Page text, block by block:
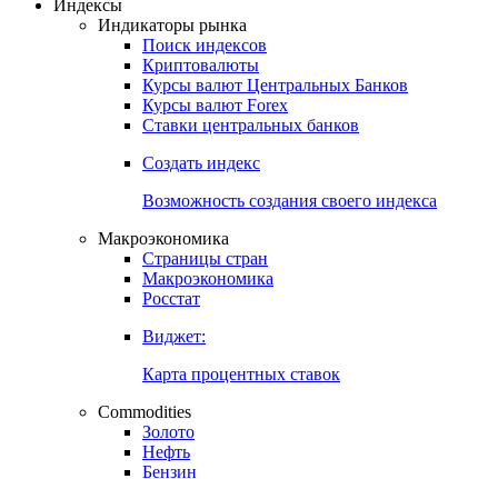
Откройте глобальную базу данных
Получить доступ
Индикаторы рынка
Поиск индексов
Курсы валют Центральных Банков
Ставки центральных банков
Создать индекс
Возможность создания своего индекса
Страницы стран
Росстат
Виджет:
Карта процентных ставок